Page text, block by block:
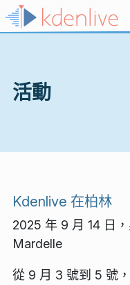
跳到內容
活動
Kdenlive 在柏林
2025 年 9 月 14
Mardelle
從 9 月 3 號到 5 號